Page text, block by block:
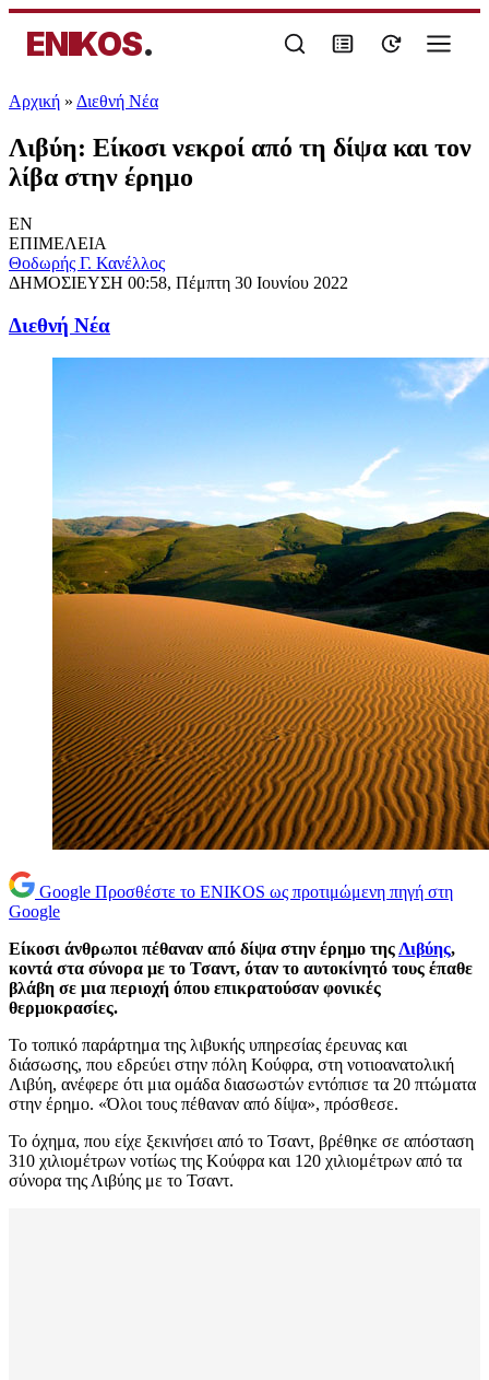
ENIKOS.
Αρχική » Διεθνή Νέα
Λιβύη: Είκοσι νεκροί από τη δίψα και τον
λίβα στην έρημο
EN
ΕΠΙΜΕΛΕΙΑ
Θοδωρής Γ. Κανέλλος
ΔΗΜΟΣΙΕΥΣΗ 00:58, Πέμπτη 30 Ιουνίου 2022
Διεθνή Νέα
Google Προσθέστε το ENIKOS ως προτιμώμενη πηγή στη
Google
Είκοσι άνθρωποι πέθαναν από δίψα στην έρημο της Λιβύης,
κοντά στα σύνορα με το Τσαντ, όταν το αυτοκίνητό τους έπαθε
βλάβη σε μια περιοχή όπου επικρατούσαν φονικές
θερμοκρασίες.
Το τοπικό παράρτημα της λιβυκής υπηρεσίας έρευνας και
διάσωσης, που εδρεύει στην πόλη Κούφρα, στη νοτιοανατολική
Λιβύη, ανέφερε ότι μια ομάδα διασωστών εντόπισε τα 20 πτώματα
στην έρημο. «Όλοι τους πέθαναν από δίψα», πρόσθεσε.
Το όχημα, που είχε ξεκινήσει από το Τσαντ, βρέθηκε σε απόσταση
310 χιλιομέτρων νοτίως της Κούφρα και 120 χιλιομέτρων από τα
σύνορα της Λιβύης με το Τσαντ.